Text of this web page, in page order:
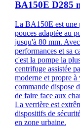
BA150E D285
La BA150E est une
pouces adaptée au
jusqu'à 80 mm.
performances et sa
c'est la pompe la
centrifuge assistée
moderne et propre à
commande dispose
de faire face aux
La verrière est
dispositifs de
en zone urbaine.